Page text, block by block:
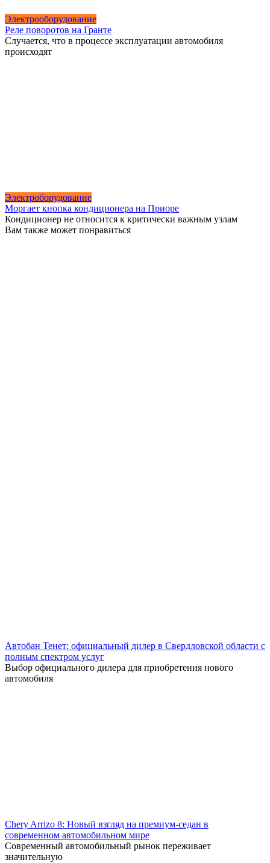
Электрооборудование
Реле поворотов на Гранте
Случается, что в процессе эксплуатации автомобиля
происходят
Электроборудование
Моргает кнопка кондиционера на Приоре
Кондиционер не относится к критически важным узлам
Вам также может понравиться
Автобан Тенет: официальный дилер в Свердловской области с
полным спектром услуг
Выбор официального дилера для приобретения нового
автомобиля
Chery Arrizo 8: Новый взгляд на премиум-седан в
современном автомобильном мире
Современный автомобильный рынок переживает
значительную